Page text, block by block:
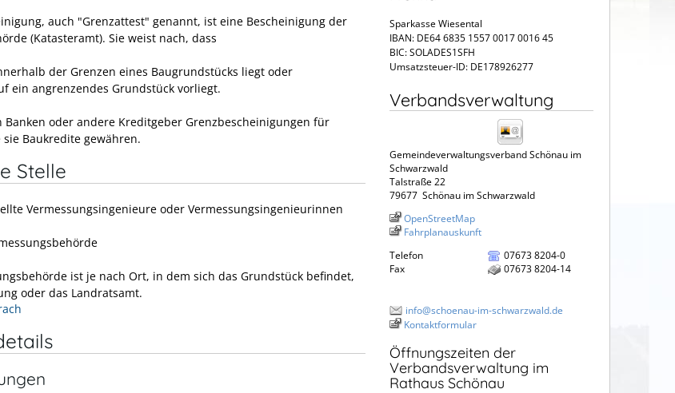
auch "Grenzattest" genannt, ist eine Bescheinigung der
(Katasteramt). Sie weist nach, dass
der Grenzen eines Baugrundstücks liegt oder
ein angrenzendes Grundstück vorliegt.
Banken oder andere Kreditgeber Grenzbescheinigungen für
Baukredite gewähren.
Stelle
Vermessungsingenieure oder Vermessungsingenieurinnen
ist je nach Ort, in dem sich das Grundstück befindet,
oder das Landratsamt.
Sparkasse Wiesental
IBAN: DE64 6835 1557 0017 0016 45
BIC: SOLADES1SFH
Umsatzsteuer-ID: DE178926277
Verbandsverwaltung
Gemeindeverwaltungsverband Schönau im
Schwarzwald
Talstraße 22
79677 Schönau im Schwarzwald
OpenStreetMap
Fahrplanauskunft
Telefon
07673 8204-0
Fax
07673 8204-14
info@schoenau-im-schwarzwald.de
Kontaktformular
Öffnungszeiten der
Verbandsverwaltung im
Rathaus Schönau